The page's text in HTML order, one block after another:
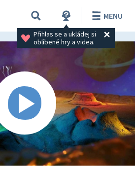
Přihlas se a ukládej si
oblíbené hry a videa.
MENU